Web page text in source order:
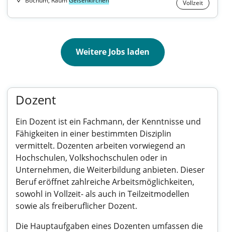
Vollzeit
Weitere Jobs laden
Dozent
Ein Dozent ist ein Fachmann, der Kenntnisse und
Fähigkeiten in einer bestimmten Disziplin
vermittelt. Dozenten arbeiten vorwiegend an
Hochschulen, Volkshochschulen oder in
Unternehmen, die Weiterbildung anbieten. Dieser
Beruf eröffnet zahlreiche Arbeitsmöglichkeiten,
sowohl in Vollzeit- als auch in Teilzeitmodellen
sowie als freiberuflicher Dozent.
Die Hauptaufgaben eines Dozenten umfassen die